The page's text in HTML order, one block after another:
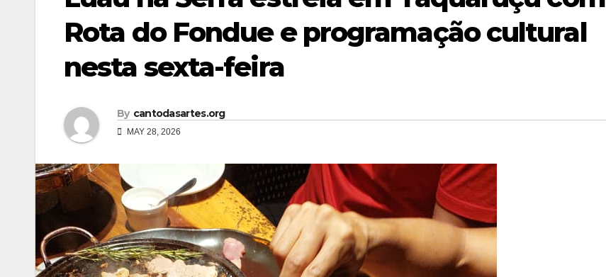
Rota do Fondue e programação cultural
nesta sexta-feira
By cantodasartes.org
MAY 28, 2026